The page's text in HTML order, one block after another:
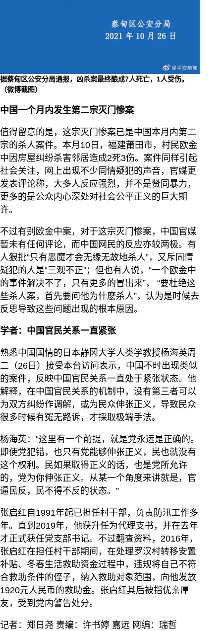
据蔡甸区公安分局通报，凶杀案最终酿成7人死亡，1人受伤。
（微博截图）
中国一个月内发生第二宗灭门惨案
值得留意的是，这宗灭门惨案已是中国本月内第二
宗的杀人案件。本月10日，福建莆田市，村民欧金
中因房屋纠纷杀害邻居造成2死3伤。案件同样引起
社会关注，网上出现不少同情疑犯的声音，官媒更
发表评论称，大多人反应强烈，并不是赞同暴力，
更多的是公众内心深处对社会公平正义的巨大期
许。
不过有别欧金中案，对于这宗灭门惨案，中国官媒
暂未有任何评论，而中国网民的反应亦较两极。有
人狠批“只有恶魔才会无缘无故地杀人”，又斥同情
疑犯的人是“三观不正”；但也有人说，“一个欧金中
的事件解决不了，只有更多的冒出来”， “要杜绝这
些杀人案，首先要问他为什麽杀人”，认为是时候去
反思导致这些问题出现的根本原因。
学者：中国官民关系一直紧张
熟悉中国国情的日本静冈大学人类学教授杨海英周
二（26日）接受本台访问表示，中国不时出现类似
的案件，反映中国官民关系一直处于紧张状态。他
解释，在中国官民关系的机制中，没有第三者可以
为双方纠纷作调解，或为民众伸张正义，导致民众
很多时候有冤无路诉，才採取极端手法。
杨海英：“这里有一个前提，就是党永远是正确的。
即使党犯错，也只有党能够伸张正义，民也就没有
这个权利。民如果取得正义的话，也是党所允许
的，党为你伸张正义。从某一个角度来讲就是，官
逼民反，民不得不反的状态。”
张启红自1991年起已担任村干部，负责防汛工作多
年。直到2019年，他获升任为代理支书，并在去年
才正式获任党支部书记。不过翻查资料，2016年，
张启红在担任村干部期间，在处理罗汉村转移安置
补贴、冬春生活救助资金过程中，违规将自己不符
合救助条件的侄子，纳入救助对象范围，向他发放
1920元人民币的救助金。张启红其后被指优亲厚
友，受到党内警告处分。
记者：郑日尧 责编：许书婷 嘉远 网编：瑞哲